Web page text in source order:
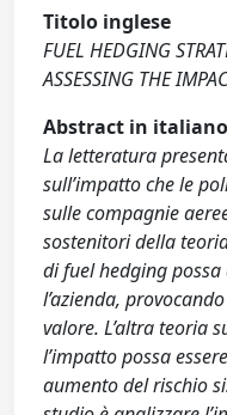
Titolo inglese
FUEL HEDGING
ASSESSING THE
Abstract in italiano
La letteratura
sull’impatto che le
sulle compagnie
sostenitori della
di fuel hedging
l’azienda,
valore. L’altra teoria
l’impatto possa
aumento del rischio